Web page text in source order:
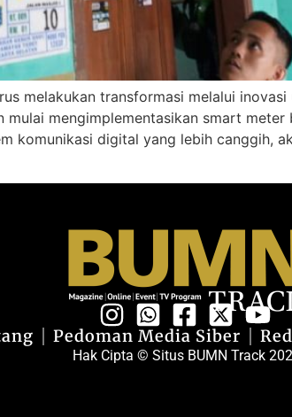
melakukan transformasi melalui
mulai mengimplementasikan smart
komunikasi digital yang lebih canggih,
Hak Cipta © Situs BUMN Track
Pedoman Media Siber